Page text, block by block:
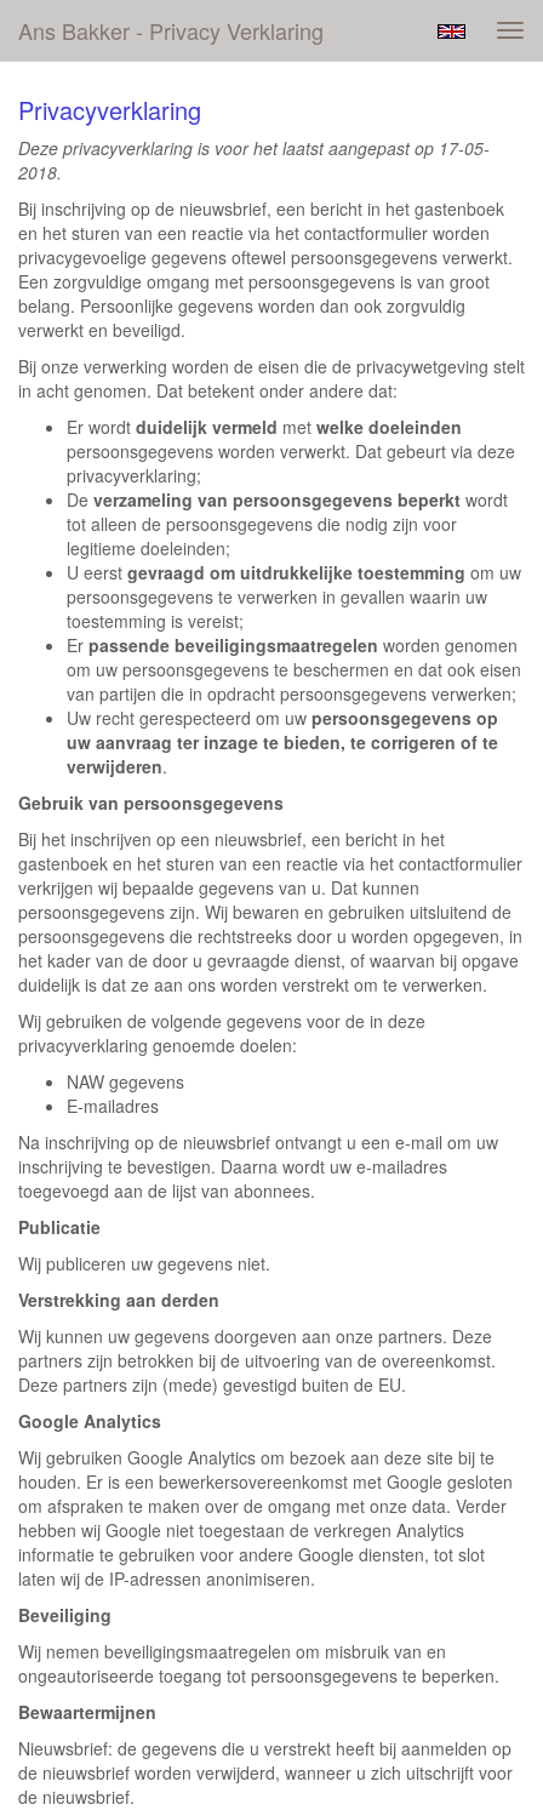
Ans Bakker - Privacy Verklaring
Privacyverklaring
Deze privacyverklaring is voor het laatst aangepast op 17-05-
2018.
Bij inschrijving op de nieuwsbrief, een bericht in het gastenboek
en het sturen van een reactie via het contactformulier worden
privacygevoelige gegevens oftewel persoonsgegevens verwerkt.
Een zorgvuldige omgang met persoonsgegevens is van groot
belang. Persoonlijke gegevens worden dan ook zorgvuldig
verwerkt en beveiligd.
Bij onze verwerking worden de eisen die de privacywetgeving stelt
in acht genomen. Dat betekent onder andere dat:
Er wordt duidelijk vermeld met welke doeleinden
persoonsgegevens worden verwerkt. Dat gebeurt via deze
privacyverklaring;
De verzameling van persoonsgegevens beperkt wordt
tot alleen de persoonsgegevens die nodig zijn voor
legitieme doeleinden;
U eerst gevraagd om uitdrukkelijke toestemming om uw
persoonsgegevens te verwerken in gevallen waarin uw
toestemming is vereist;
Er passende beveiligingsmaatregelen worden genomen
om uw persoonsgegevens te beschermen en dat ook eisen
van partijen die in opdracht persoonsgegevens verwerken;
Uw recht gerespecteerd om uw persoonsgegevens op
uw aanvraag ter inzage te bieden, te corrigeren of te
verwijderen.
Gebruik van persoonsgegevens
Bij het inschrijven op een nieuwsbrief, een bericht in het
gastenboek en het sturen van een reactie via het contactformulier
verkrijgen wij bepaalde gegevens van u. Dat kunnen
persoonsgegevens zijn. Wij bewaren en gebruiken uitsluitend de
persoonsgegevens die rechtstreeks door u worden opgegeven, in
het kader van de door u gevraagde dienst, of waarvan bij opgave
duidelijk is dat ze aan ons worden verstrekt om te verwerken.
Wij gebruiken de volgende gegevens voor de in deze
privacyverklaring genoemde doelen:
NAW gegevens
E-mailadres
Na inschrijving op de nieuwsbrief ontvangt u een e-mail om uw
inschrijving te bevestigen. Daarna wordt uw e-mailadres
toegevoegd aan de lijst van abonnees.
Publicatie
Wij publiceren uw gegevens niet.
Verstrekking aan derden
Wij kunnen uw gegevens doorgeven aan onze partners. Deze
partners zijn betrokken bij de uitvoering van de overeenkomst.
Deze partners zijn (mede) gevestigd buiten de EU.
Google Analytics
Wij gebruiken Google Analytics om bezoek aan deze site bij te
houden. Er is een bewerkersovereenkomst met Google gesloten
om afspraken te maken over de omgang met onze data. Verder
hebben wij Google niet toegestaan de verkregen Analytics
informatie te gebruiken voor andere Google diensten, tot slot
laten wij de IP-adressen anonimiseren.
Beveiliging
Wij nemen beveiligingsmaatregelen om misbruik van en
ongeautoriseerde toegang tot persoonsgegevens te beperken.
Bewaartermijnen
Nieuwsbrief: de gegevens die u verstrekt heeft bij aanmelden op
de nieuwsbrief worden verwijderd, wanneer u zich uitschrijft voor
de nieuwsbrief.